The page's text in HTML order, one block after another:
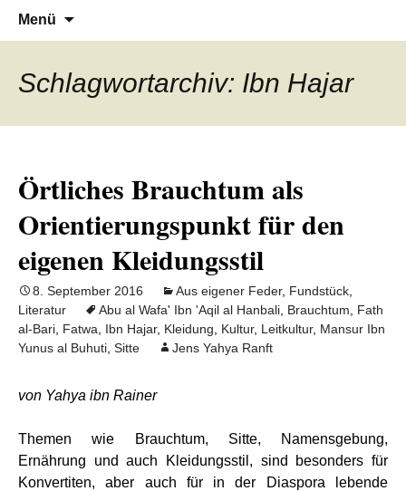
Al-Adala.de
Denn die Gerechtigkeit ist die Grundlage
von allem
Menü
Schlagwortarchiv: Ibn Hajar
Örtliches Brauchtum als
Orientierungspunkt für den
eigenen Kleidungsstil
8. September 2016 Aus eigener Feder, Fundstück
Literatur
Abu al Wafa' Ibn 'Aqil al Hanbali Brauchtum
Fath
al-Bari Fatwa Ibn Hajar, Kleidung Kultur, Leitkultur, Mansur Ibn
Yunus al Buhuti Sitte Jens Yahya Ranft
von Yahya ibn Rainer
Themen wie Brauchtum, Sitte, Namensgebung,
Ernährung und auch Kleidungsstil, sind besonders für
Konvertiten, aber auch für in der Diaspora lebende